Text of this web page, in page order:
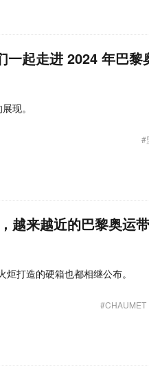
一起走进 2024 年巴黎
现。
#
越来越近的巴黎奥运
打造的硬箱也都相继公布。
#CHAUMET